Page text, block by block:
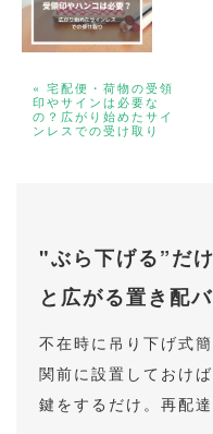
« 宅配便・荷物の受領
印やサインは必要な
の？広がり始めたサイ
ンレスでの受け取り
"ぶら下げる”だ
と広がる置き配
不在時に吊り下げ式
関前に設置しておけ
鍵をするだけ。再配達